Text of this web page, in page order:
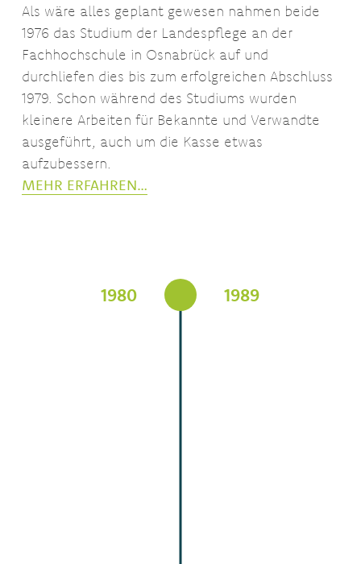
Als wäre alles geplant gewesen nahmen beide
1976 das Studium der Landespflege an der
Fachhochschule in Osnabrück auf und
durchliefen dies bis zum erfolgreichen Abschluss
1979. Schon während des Studiums wurden
kleinere Arbeiten für Bekannte und Verwandte
ausgeführt, auch um die Kasse etwas
aufzubessern.
MEHR ERFAHREN…
1980 1989